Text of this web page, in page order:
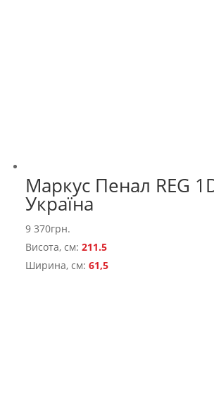
Маркус Пенал REG
Україна
9 370грн.
Висота, см:211.5
Ширина, см:61,5